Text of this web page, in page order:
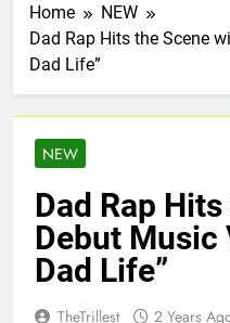
Home
NEW
Dad Rap Hits the Scene
Dad Life”
NEW
Dad Rap
Debut Music
Dad Life”
TheTrillest 2 Years